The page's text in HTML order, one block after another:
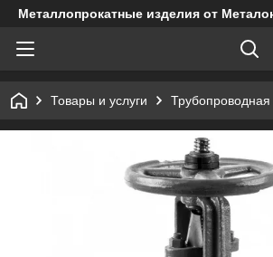
Металлопрокатные изделия от
Товары и услуги